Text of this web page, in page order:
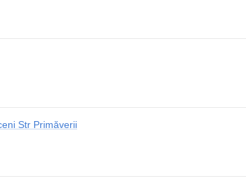
Str Primăverii